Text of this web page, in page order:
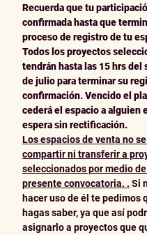
Recuerda que tu
confirmada hasta que
proceso de registro de tu
Todos los proyectos
tendrán hasta las 15 hrs del
de julio para terminar su
confirmación. Vencido el
cederá el espacio a alguien
espera sin rectificación.
Los espacios de venta no
compartir ni transferir a
seleccionados por medio
presente convocatoria. . Si
hacer uso de él te pedimos
hagas saber, ya que así
asignarlo a proyectos que